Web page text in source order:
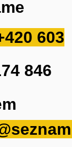
603
846